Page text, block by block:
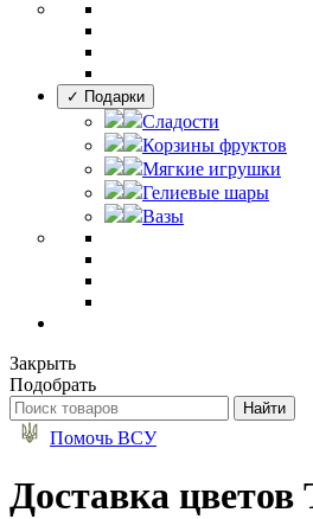
✓ Подарки
Сладости
Корзины фруктов
Мягкие игрушки
Гелиевые шары
Вазы
Закрыть
Подобрать
Помочь ВСУ
Доставка